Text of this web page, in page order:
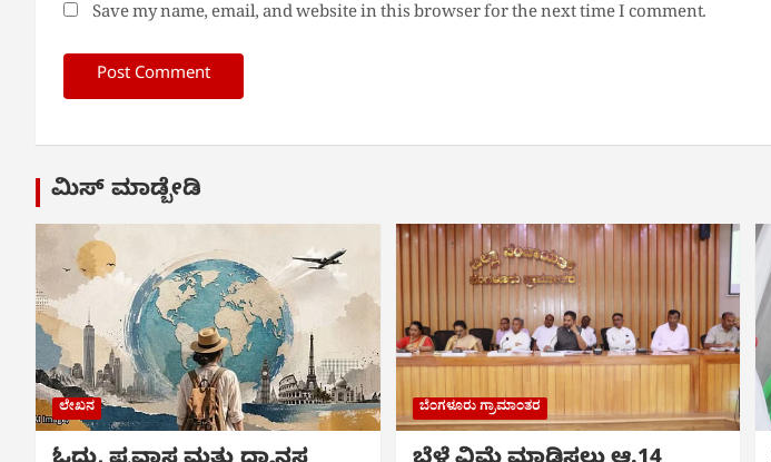
Save my name, email, and website in this browser for the next time I comment.
ಮಿಸ್ ಮಾಡ್ಬೇಡಿ
ಲೇಖನ ಬೆಂಗಳೂರು ಗ್ರಾಮಾಂತರ